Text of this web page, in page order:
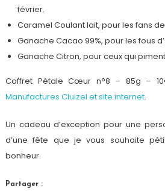
février.
Caramel Coulant lait, pour les fans
Ganache Cacao 99%, pour les fous
Ganache Citron, pour ceux qui
Coffret Pétale Cœur n°8 – 85g –
Manufactures Cluizel et site internet.
Un cadeau d’exception pour une
d’une fête que je vous souhaite
bonheur.
Partager :